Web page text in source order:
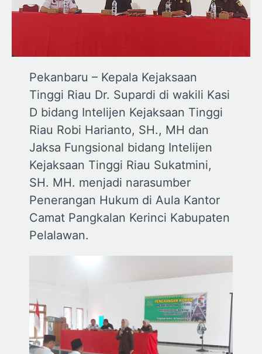
Pekanbaru – Kepala Kejaksaan
Tinggi Riau Dr. Supardi di wakili Kasi
D bidang Intelijen Kejaksaan Tinggi
Riau Robi Harianto, SH., MH dan
Jaksa Fungsional bidang Intelijen
Kejaksaan Tinggi Riau Sukatmini,
SH. MH. menjadi narasumber
Penerangan Hukum di Aula Kantor
Camat Pangkalan Kerinci Kabupaten
Pelalawan.